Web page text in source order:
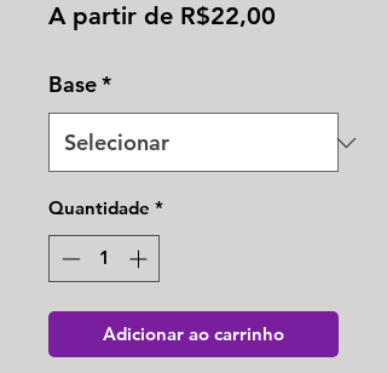
A partir de R$22,00
Base*
Quantidade *
Adicionar ao carrinho